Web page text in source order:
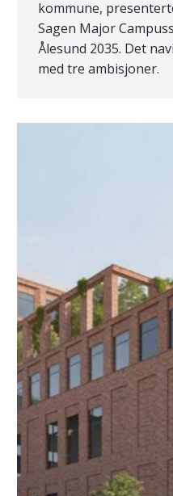
kommune,
Sagen Major
Ålesund 2035. Det
med tre ambisjoner.